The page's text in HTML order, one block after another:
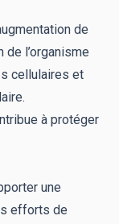
de
l’organisme
cellulaires et
à protéger
une
efforts de